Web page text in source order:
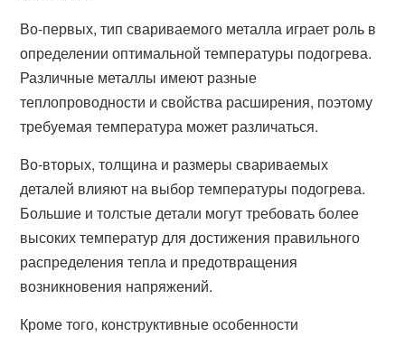
Во-первых, тип свариваемого металла играет роль в
определении оптимальной температуры подогрева.
Различные металлы имеют разные
теплопроводности и свойства расширения, поэтому
требуемая температура может различаться.
Во-вторых, толщина и размеры свариваемых
деталей влияют на выбор температуры подогрева.
Большие и толстые детали могут требовать более
высоких температур для достижения правильного
распределения тепла и предотвращения
возникновения напряжений.
Кроме того, конструктивные особенности